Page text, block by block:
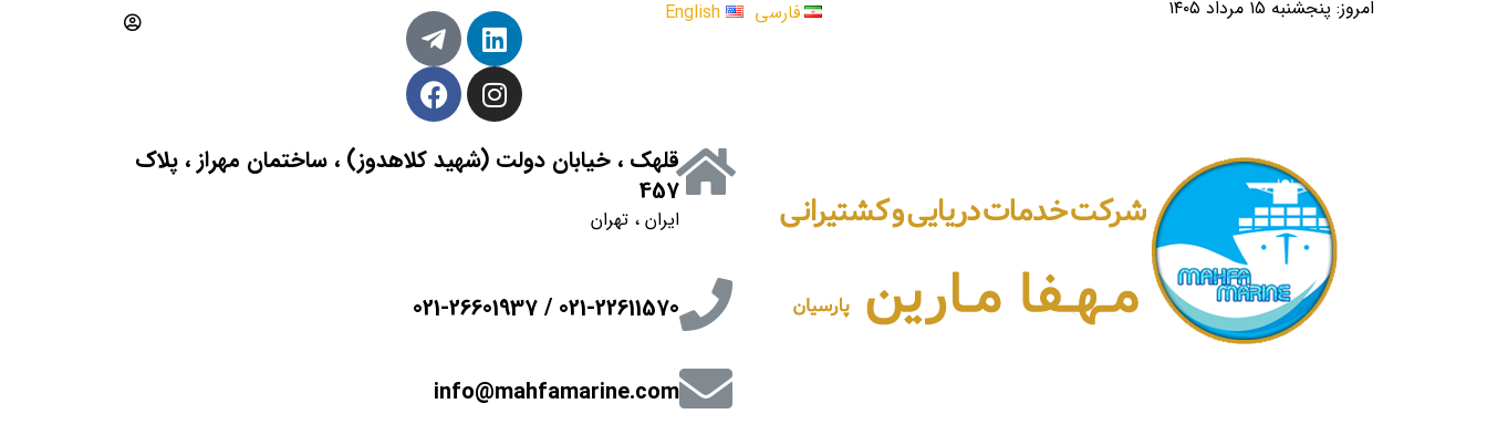
امروز: پنجشنبه ۱۵ مرداد ۱۴۰۵ فارسی English
قلهک ، خیابان دولت (شهید کلاهدوز) ، ساختمان مهراز ، پلاک
457
ایران ، تهران
021-22611570 / 021-26601937
info@mahfamarine.com